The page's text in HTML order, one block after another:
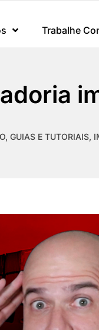
Trabalhe
, GUIAS E TUTORIAIS,